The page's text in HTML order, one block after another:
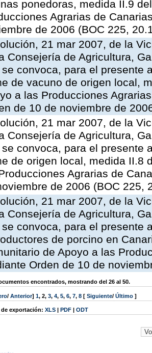
ponedoras, medida II.9
Agrarias de
de 2006 (BOC 225,
21 mar 2007, de la
Consejería de Agricultura,
convoca, para el presente
de vacuno de origen local,
a las Producciones
de 10 de noviembre de
21 mar 2007, de la
Consejería de Agricultura,
convoca, para el presente
de origen local, medida II.8
Agrarias de
de 2006 (BOC 225,
21 mar 2007, de la
Consejería de Agricultura,
convoca, para el presente
de porcino en
de Apoyo a las
Orden de 10 de
encontrados, mostrando del 26 al 50.
/ Anterior] 1, 2, 3, 4, 5, 6, 7, 8 [ Siguiente/ Último ]
exportación: XLS | PDF | ODT